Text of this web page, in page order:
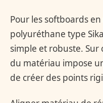
Pour les softboards
polyuréthane type
simple et robuste. Sur
du matériau impose
de créer des points